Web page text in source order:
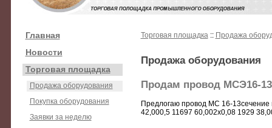
Главная
Новости
Торговая площадка
Продажа оборудования
Покупка оборудования
Заявки за неделю
Торговая площадка:: Продажа
Продажа оборудования
Продам провод МСЭ16-13
Предлогаю провод МС 16-
42,000,5 11697 60,002х0,08 1929